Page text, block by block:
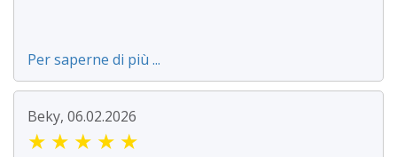
Per saperne di più ...
Beky, 06.02.2026
★ ★ ★ ★ ★